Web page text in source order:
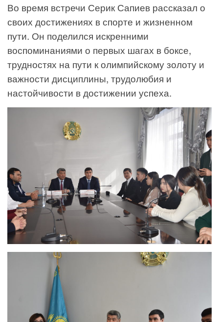
Во время встречи Серик Сапиев рассказал о
своих достижениях в спорте и жизненном
пути. Он поделился искренними
воспоминаниями о первых шагах в боксе,
трудностях на пути к олимпийскому золоту и
важности дисциплины, трудолюбия и
настойчивости в достижении успеха.